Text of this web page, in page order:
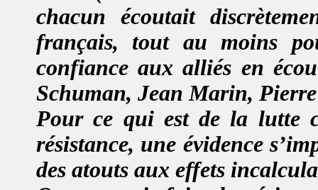
chacun écoutait
français, tout au moins
confiance aux alliés en
Schuman, Jean Marin,
Pour ce qui est de la lutte
résistance, une évidence
des atouts aux effets